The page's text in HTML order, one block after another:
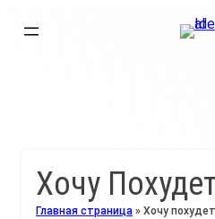
Хочу
Главная страница » Хочу